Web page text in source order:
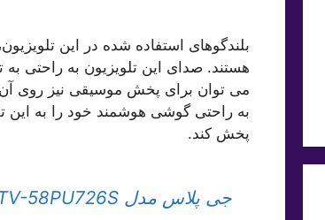
هستند. صدای این تلویزیون به راحتی
می توان برای پخش موسیقی نیز روی آن
به راحتی گوشی هوشمند خود را به این
پخش کند.
جی پلاس مدل GTV-58PU726S،